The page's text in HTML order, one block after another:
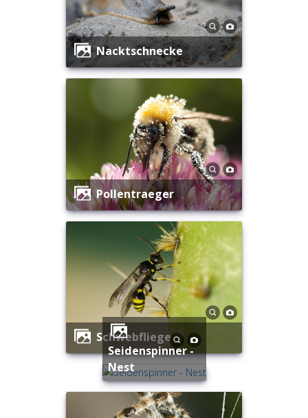
Nacktschnecke
Pollentraeger
Schwebfliege
Seidenspinner -
Nest